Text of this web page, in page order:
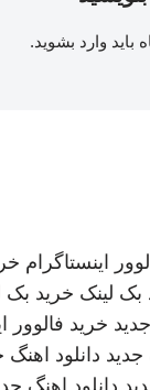
باید وارد بشوید.
اینستاگرام
بک لینک خرید بک
خرید فالوور
جدید دانلود اهنگ
دانلود اهنگ